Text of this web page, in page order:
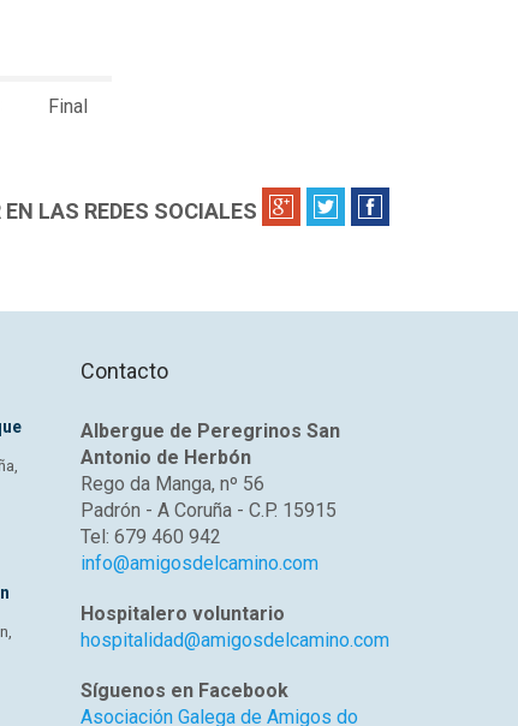
Final
LAS REDES SOCIALES
Contacto
Albergue de Peregrinos San
Antonio de Herbón
Rego da Manga, nº 56
Padrón - A Coruña - C.P. 15915
Tel: 679 460 942
info@amigosdelcamino.com
Hospitalero voluntario
hospitalidad@amigosdelcamino.com
Síguenos en Facebook
Asociación Galega de Amigos do